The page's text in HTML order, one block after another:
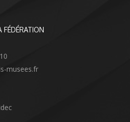
FÉDÉRATION
musees.fr